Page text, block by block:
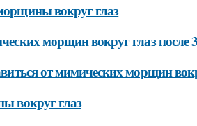
вокруг глаз
морщин вокруг глаз после
от мимических морщин
вокруг глаз